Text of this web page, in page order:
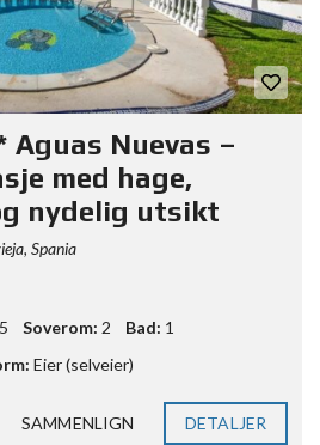
Aguas Nuevas –
med hage,
nydelig utsikt
Spania
Soverom: 2 Bad: 1
Eier (selveier)
SAMMENLIGN DETALJER